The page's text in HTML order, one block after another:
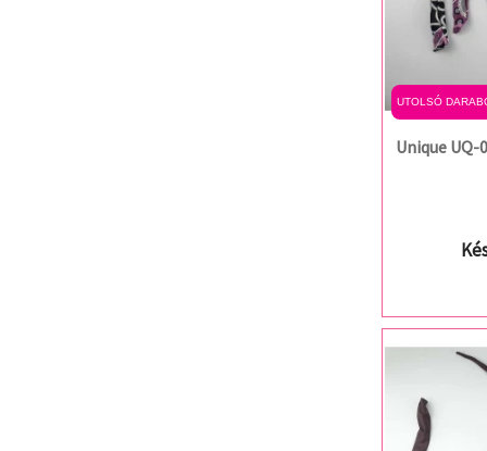
UTOLSÓ
Unique